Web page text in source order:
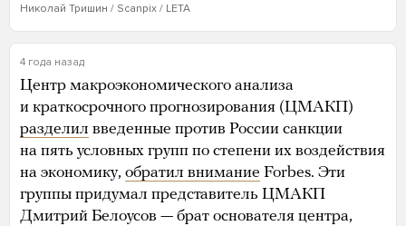
Николай Тришин / Scanpix / LETA
4 года назад
Центр макроэкономического анализа
и краткосрочного прогнозирования (ЦМАКП)
разделил введенные против России санкции
на пять условных групп по степени их воздействия
на экономику, обратил внимание Forbes. Эти
группы придумал представитель ЦМАКП
Дмитрий Белоусов — брат основателя центра,